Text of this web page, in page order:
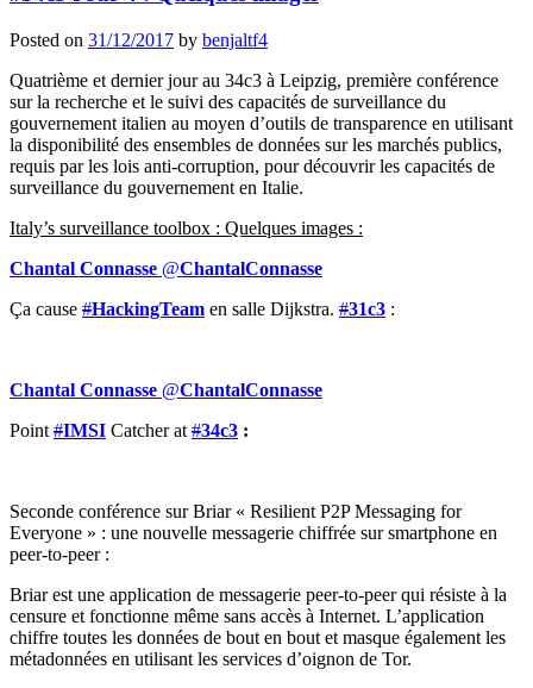
Posted on 31/12/2017 by benjaltf4
Quatrième et dernier jour au 34c3 à Leipzig, première conférence
surla recherche et le suivi des capacités de surveillance du
gouvernement italien au moyen d’outils de transparence en utilisant
la disponibilité des ensembles de données sur les marchés publics,
requis par les lois anti-corruption, pour découvrir les capacités de
surveillance du gouvernement en Italie.
Italy’s surveillance toolbox : Quelques images :
Chantal Connasse @ChantalConnasse
Ça cause #HackingTeam en salle Dijkstra. #31c3 :
Chantal Connasse @ChantalConnasse
Point #IMSI Catcher at #34c3 :
Seconde conférence sur Briar « Resilient P2P Messaging for
Everyone » : une nouvelle messagerie chiffrée sur smartphone en
peer-to-peer :
Briar est une application de messagerie peer-to-peer qui résiste à la
censure et fonctionne même sans accès à Internet. L’application
chiffre toutes les données de bout en bout et masque également les
métadonnées en utilisant les services d’oignon de Tor.